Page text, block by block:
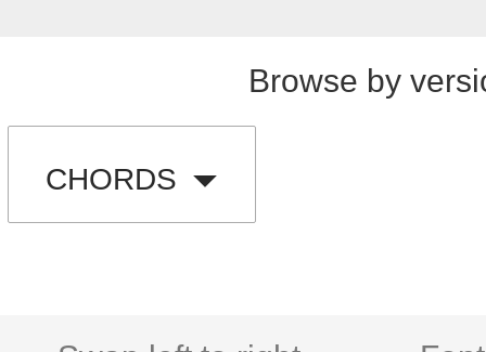
Browse by
CHORDS